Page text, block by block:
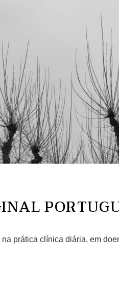
prática clínica diária, em